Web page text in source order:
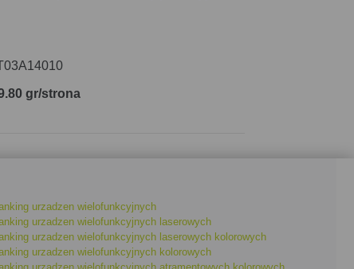
gr/strona
urzadzen wielofunkcyjnych
urzadzen wielofunkcyjnych laserowych
urzadzen wielofunkcyjnych laserowych kolorowych
urzadzen wielofunkcyjnych kolorowych